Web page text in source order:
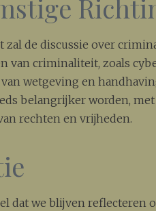
zal de discussie over
van criminaliteit, zoals
wetgeving en
belangrijker worden,
rechten en vrijheden.
dat we blijven reflecteren